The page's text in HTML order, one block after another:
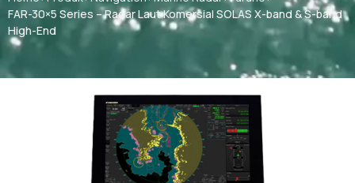
FAR-30×5 Series – Radar Laut Komersial SOLAS X-band & S-band
High-End